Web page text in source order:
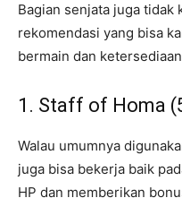
Bagian senjata juga
rekomendasi yang bisa
bermain dan
1. Staff of Homa
Walau umumnya
juga bisa bekerja baik
HP dan memberikan